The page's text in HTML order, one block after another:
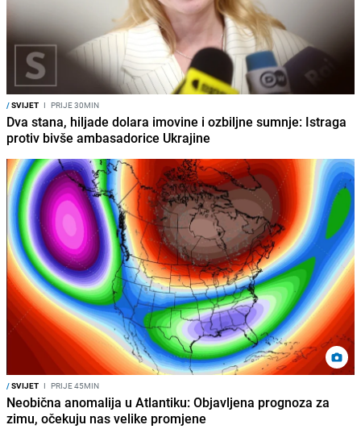
/SVIJET I PRIJE 30MIN
Dva stana, hiljade dolara imovine i ozbiljne sumnje: Istraga
protiv bivše ambasadorice Ukrajine
/SVIJET I PRIJE 45MIN
Neobična anomalija u Atlantiku: Objavljena prognoza za
zimu, očekuju nas velike promjene